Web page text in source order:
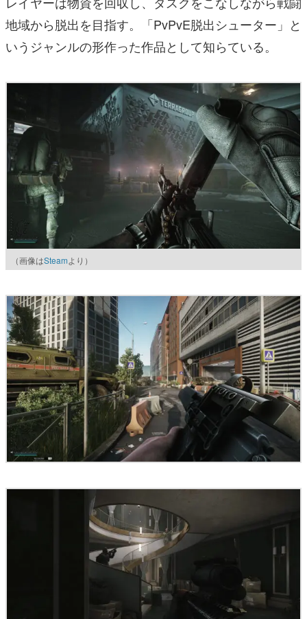
地域から脱出を目指す。「PvPvE脱出シューター」と
いうジャンルの形作った作品として知らている。
（画像はSteamより）